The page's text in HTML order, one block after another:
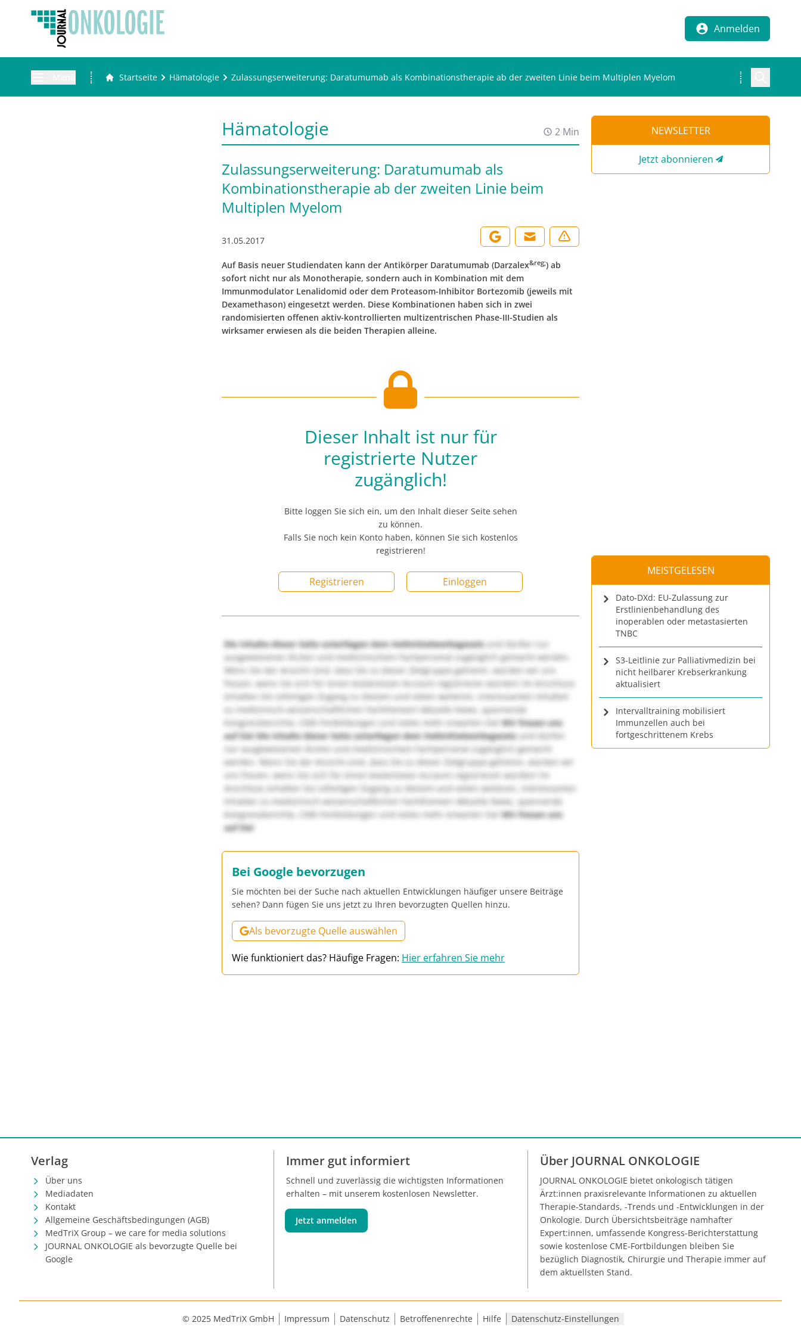
Anmelden
Startseite Hämatologie Zulassungserweiterung: Daratumumab als Kombinations­therapie ab der zweiten Linie beim Multiplen Myelom
Hämatologie 2 Min
Zulassungserweiterung: Daratumumab als
Kombinations­therapie ab der zweiten Linie beim
Multiplen Myelom
31.05.2017
Auf Basis neuer Studiendaten kann der Antikörper Daratumumab (Darzalex&reg;) ab
sofort nicht nur als Monotherapie, sondern auch in Kombination mit dem
Immunmodulator Lenalidomid oder dem Proteasom-Inhibitor Bortezomib (jeweils mit
Dexamethason) eingesetzt werden. Diese Kombinationen haben sich in zwei
randomisierten offenen aktiv-kontrollierten multizentrischen Phase-III-Studien als
wirksamer erwiesen als die beiden Therapien alleine.
Dieser Inhalt ist nur für
registrierte Nutzer
zugänglich!
Bitte loggen Sie sich ein, um den Inhalt dieser Seite sehen
zu können.
Falls Sie noch kein Konto haben, können Sie sich kostenlos
registrieren!
Registrieren Einloggen
Die Inhalte dieser Seite unterliegen dem Heilmittelwerbegesetzund dürfen nur
ausgewiesenen Ärzten und medizinischem Fachpersonal zugänglich gemacht werden.
Wenn Sie der Ansicht sind, dass Sie zu dieser Zielgruppe gehören, würden wir uns
freuen, wenn Sie sich für einen kostenlosen Account registrieren würden! Im Anschluss
erhalten Sie sofortigen Zugang zu diesem und vielen weiteren, interessanten Inhalten
zu medizinisch-wissenschaftlichen Fachthemen! Aktuelle News, spannende
Kongressberichte, CME-Fortbildungen und vieles mehr erwarten Sie!Wir freuen uns
auf Sie! Die Inhalte dieser Seite unterliegen dem Heilmittelwerbegesetzund dürfen
nur ausgewiesenen Ärzten und medizinischem Fachpersonal zugänglich gemacht
werden. Wenn Sie der Ansicht sind, dass Sie zu dieser Zielgruppe gehören, würden wir
uns freuen, wenn Sie sich für einen kostenlosen Account registrieren würden! Im
Anschluss erhalten Sie sofortigen Zugang zu diesem und vielen weiteren, interessanten
Inhalten zu medizinisch-wissenschaftlichen Fachthemen! Aktuelle News, spannende
Kongressberichte, CME-Fortbildungen und vieles mehr erwarten Sie! Wir freuen uns
auf Sie!
Bei Google bevorzugen
Sie möchten bei der Suche nach aktuellen Entwicklungen häufiger unsere Beiträge
sehen? Dann fügen Sie uns jetzt zu Ihren bevorzugten Quellen hinzu.
Als bevorzugte Quelle auswählen
Wie funktioniert das? Häufige Fragen: Hier erfahren Sie mehr
NEWSLETTER
Jetzt abonnieren
MEISTGELESEN
Dato-DXd: EU-Zulassung zur
Erstlinienbehandlung des
inoperablen oder metastasierten
TNBC
S3-Leitlinie zur Palliativmedizin bei
nicht heilbarer Krebserkrankung
aktualisiert
Intervalltraining mobilisiert
Immunzellen auch bei
fortgeschrittenem Krebs
Verlag
Über uns
Mediadaten
Kontakt
Allgemeine Geschäftsbedingungen (AGB)
MedTriX Group – we care for media solutions
JOURNAL ONKOLOGIE als bevorzugte Quelle bei
Google
Immer gut informiert
Schnell und zuverlässig die wichtigsten Informationen
erhalten – mit unserem kostenlosen Newsletter.
Jetzt anmelden
Über JOURNAL ONKOLOGIE
JOURNAL ONKOLOGIE bietet onkologisch tätigen
Ärzt:innen praxisrelevante Informationen zu aktuellen
Therapie-Standards, -Trends und -Entwicklungen in der
Onkologie. Durch Übersichtsbeiträge namhafter
Expert:innen, umfassende Kongress-Berichterstattung
sowie kostenlose CME-Fortbildungen bleiben Sie
bezüglich Diagnostik, Chirurgie und Therapie immer auf
dem aktuellsten Stand.
© 2025 MedTriX GmbH Impressum Datenschutz Betroffenenrechte Hilfe Datenschutz-Einstellungen